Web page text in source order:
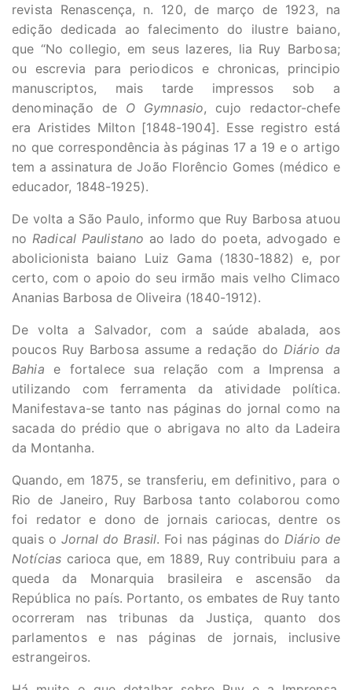
revista Renascença, n. 120, de março de 1923, na
edição dedicada ao falecimento do ilustre baiano,
que “No collegio, em seus lazeres, lia Ruy Barbosa;
ou escrevia para periodicos e chronicas, principio
manuscriptos, mais tarde impressos sob a
denominação de O Gymnasio, cujo redactor-chefe
era Aristides Milton [1848-1904]. Esse registro está
no que correspondência às páginas 17 a 19 e o artigo
tem a assinatura de João Florêncio Gomes (médico e
educador, 1848-1925).
De volta a São Paulo, informo que Ruy Barbosa atuou
no Radical Paulistano ao lado do poeta, advogado e
abolicionista baiano Luiz Gama (1830-1882) e, por
certo, com o apoio do seu irmão mais velho Climaco
Ananias Barbosa de Oliveira (1840-1912).
De volta a Salvador, com a saúde abalada, aos
poucos Ruy Barbosa assume a redação do Diário da
Bahia e fortalece sua relação com a Imprensa a
utilizando com ferramenta da atividade política.
Manifestava-se tanto nas páginas do jornal como na
sacada do prédio que o abrigava no alto da Ladeira
da Montanha.
Quando, em 1875, se transferiu, em definitivo, para o
Rio de Janeiro, Ruy Barbosa tanto colaborou como
foi redator e dono de jornais cariocas, dentre os
quais o Jornal do Brasil. Foi nas páginas do Diário de
Notícias carioca que, em 1889, Ruy contribuiu para a
queda da Monarquia brasileira e ascensão da
República no país. Portanto, os embates de Ruy tanto
ocorreram nas tribunas da Justiça, quanto dos
parlamentos e nas páginas de jornais, inclusive
estrangeiros.